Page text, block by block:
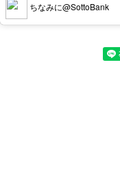
ちなみに@SottoBank